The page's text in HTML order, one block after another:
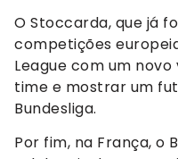
O Stoccarda, que já
competições
League com um
time e mostrar um
Bundesliga.
Por fim, na França, o